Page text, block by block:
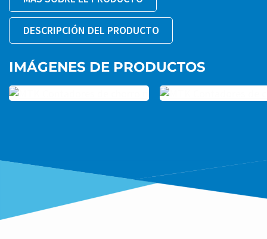
DESCRIPCIÓN DEL PRODUCTO
IMÁGENES DE PRODUCTOS